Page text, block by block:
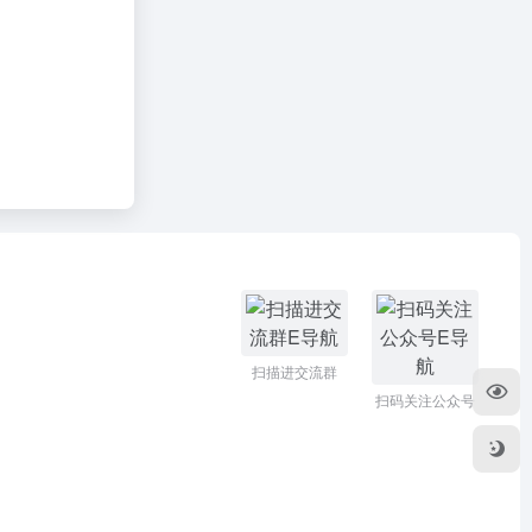
扫描进交流群
扫码关注公众号